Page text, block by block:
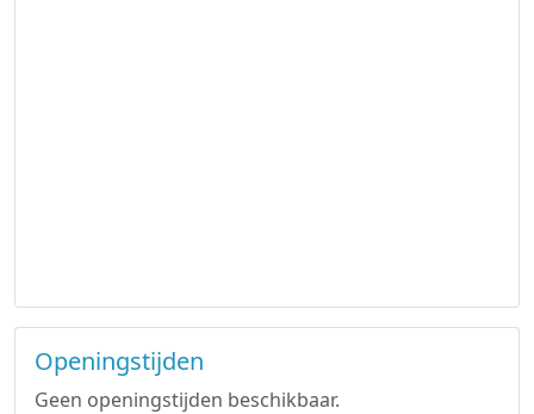
Openingstijden
Geen openingstijden beschikbaar.